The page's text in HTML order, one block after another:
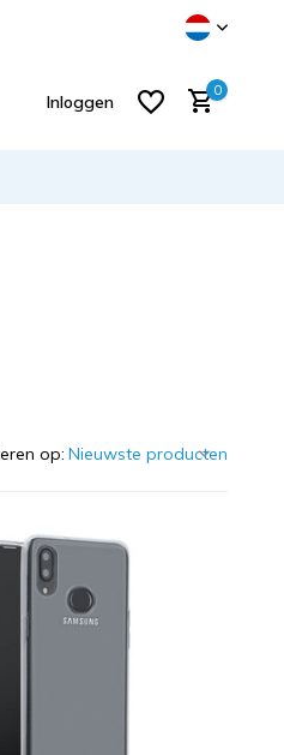
pijltjes op en neer om een
Inloggen
0
op: